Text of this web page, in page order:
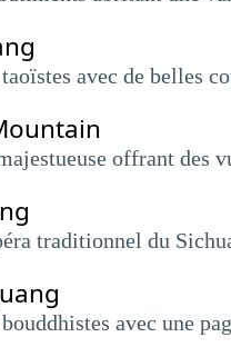
avec de belles
offrant des
traditionnel du
avec une